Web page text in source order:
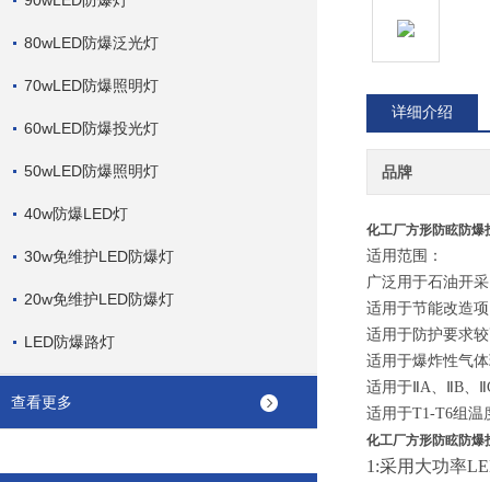
80wLED防爆泛光灯
70wLED防爆照明灯
60wLED防爆投光灯
50wLED防爆照明灯
40w防爆LED灯
30w免维护LED防爆灯
20w免维护LED防爆灯
LED防爆路灯
查看更多
详细介绍
品牌
化工厂方形防眩防
适用范围：
广泛用于石油开
适用于节能改造
适用于防护要求
适用于爆炸性气
适用于ⅡA、ⅡB、
适用于T1-T6组温
化工厂方形防眩防
1:采用大功率